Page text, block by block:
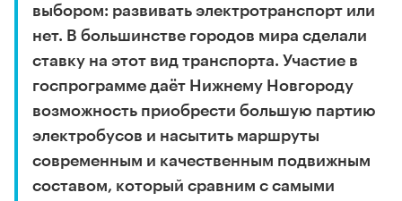
выбором: развивать электротранспорт или
нет. В большинстве городов мира сделали
ставку на этот вид транспорта. Участие в
госпрограмме даёт Нижнему Новгороду
возможность приобрести большую партию
электробусов и насытить маршруты
современным и качественным подвижным
составом, который сравним с самыми